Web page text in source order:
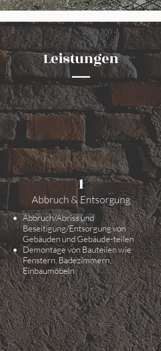
Leistungen
1
Abbruch & Entsorgung
Abbruch/Abriss und
Beseitigung/Entsorgung von
Gebäuden und Gebäude-teilen
Demontage von Bauteilen wie
Fenstern, Badezimmern,
Einbaumöbeln